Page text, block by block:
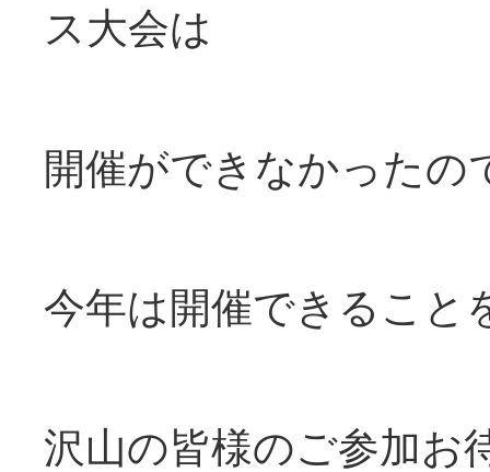
ス大会は
開催ができなかったの
今年は開催できること
沢山の皆様のご参加お